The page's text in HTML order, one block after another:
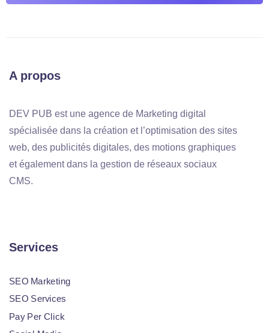
A propos
DEV PUB est une agence de Marketing digital
spécialisée dans la création et l’optimisation des sites
web, des publicités digitales, des motions graphiques
et également dans la gestion de réseaux sociaux
CMS.
Services
SEO Marketing
SEO Services
Pay Per Click